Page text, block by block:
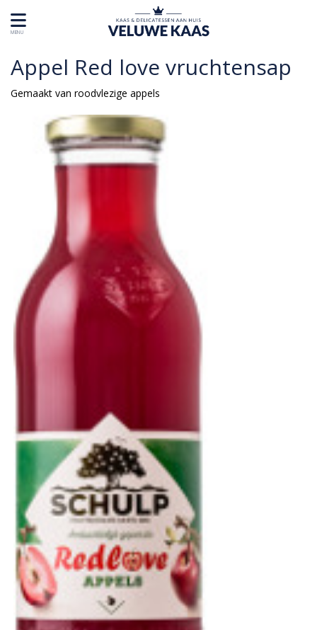
MENU
Appel Red love vruchtensap
Gemaakt van roodvlezige appels